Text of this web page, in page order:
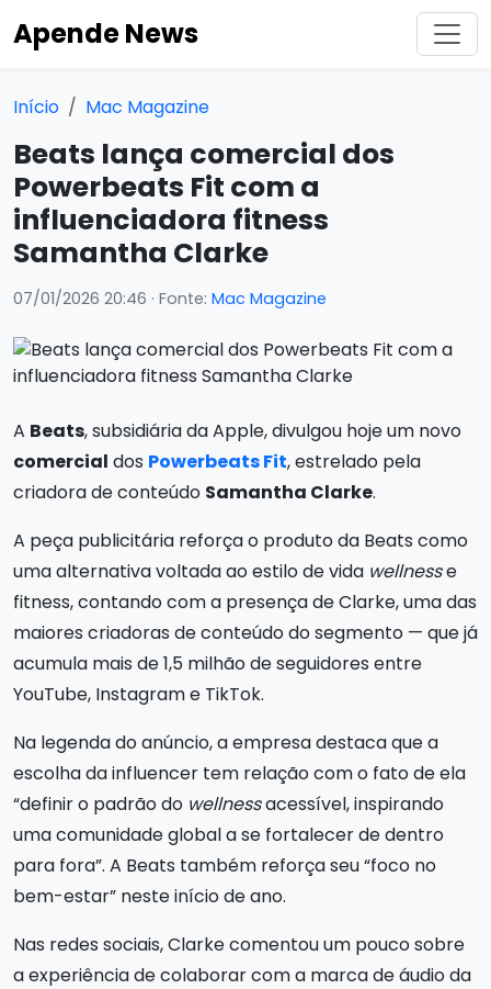
Apende News
Início Mac Magazine
Beats lança comercial dos
Powerbeats Fit com a
influenciadora fitness
Samantha Clarke
07/01/2026 20:46 · Fonte: Mac Magazine
A Beats, subsidiária da Apple, divulgou hoje um novo
comercial dos Powerbeats Fit, estrelado pela
criadora de conteúdo Samantha Clarke.
A peça publicitária reforça o produto da Beats como
uma alternativa voltada ao estilo de vida wellnesse
fitness, contando com a presença de Clarke, uma das
maiores criadoras de conteúdo do segmento — que já
acumula mais de 1,5 milhão de seguidores entre
YouTube, Instagram e TikTok.
Na legenda do anúncio, a empresa destaca que a
escolha da influencer tem relação com o fato de ela
“definir o padrão do wellnessacessível, inspirando
uma comunidade global a se fortalecer de dentro
para fora”. A Beats também reforça seu “foco no
bem-estar” neste início de ano.
Nas redes sociais, Clarke comentou um pouco sobre
a experiência de colaborar com a marca de áudio da